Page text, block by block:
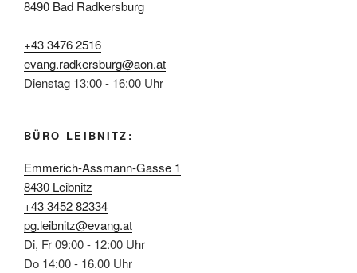
8490 Bad Radkersburg
+43 3476 2516
evang.radkersburg@aon.at
Dienstag 13:00 - 16:00 Uhr
BÜRO LEIBNITZ:
Emmerich-Assmann-Gasse 1
8430 Leibnitz
+43 3452 82334
pg.leibnitz@evang.at
Di, Fr 09:00 - 12:00 Uhr
Do 14:00 - 16.00 Uhr